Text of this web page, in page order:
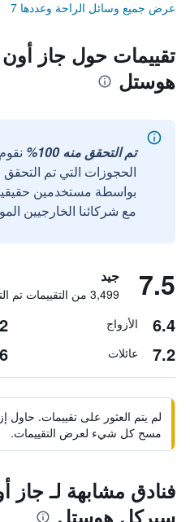
عرض جميع وسائل الراحة وعددها 7
تقييمات حول جاز
هوستل
تم التحقق منه 100%
الحجوزات التي تم
مع شركائنا الخارجيين
7.5 جيد
3,499 من التقييمات تم التحقق منها
6.4 الأزواج
7.2 عائلات
لم يتم العثور على تقييمات. حاول
مسح كل شيء لعرض التقييمات.
فنادق مشابهة لـ
سيركل هوستل